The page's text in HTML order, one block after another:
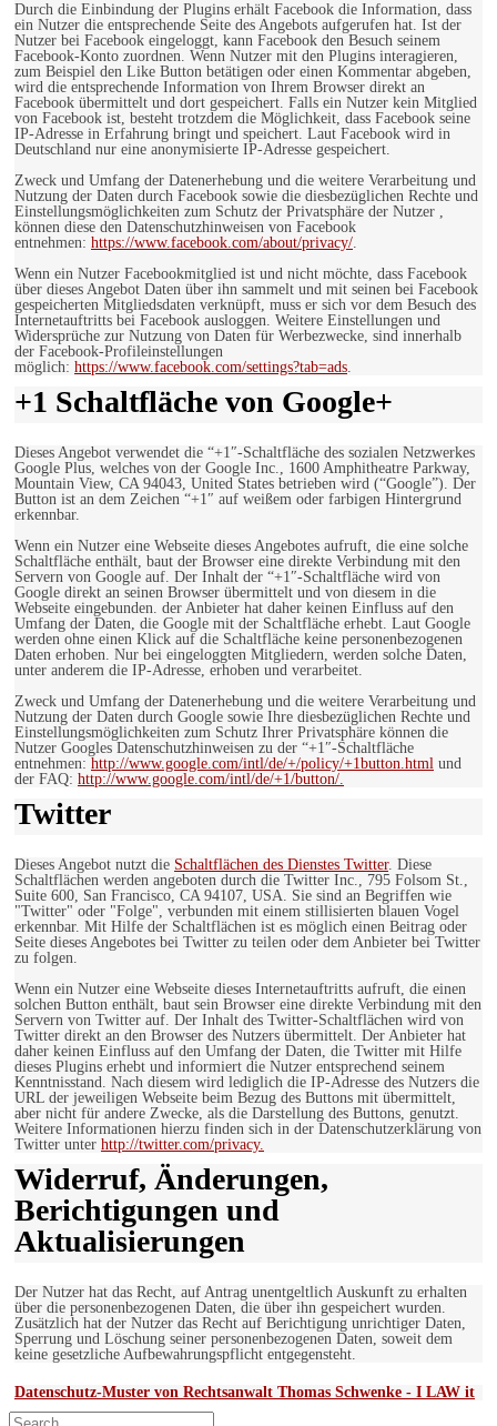
Durch die Einbindung der Plugins erhält Facebook die Information, dass
ein Nutzer die entsprechende Seite des Angebots aufgerufen hat. Ist der
Nutzer bei Facebook eingeloggt, kann Facebook den Besuch seinem
Facebook-Konto zuordnen. Wenn Nutzer mit den Plugins interagieren,
zum Beispiel den Like Button betätigen oder einen Kommentar abgeben,
wird die entsprechende Information von Ihrem Browser direkt an
Facebook übermittelt und dort gespeichert. Falls ein Nutzer kein Mitglied
von Facebook ist, besteht trotzdem die Möglichkeit, dass Facebook seine
IP-Adresse in Erfahrung bringt und speichert. Laut Facebook wird in
Deutschland nur eine anonymisierte IP-Adresse gespeichert.
Zweck und Umfang der Datenerhebung und die weitere Verarbeitung und
Nutzung der Daten durch Facebook sowie die diesbezüglichen Rechte und
Einstellungsmöglichkeiten zum Schutz der Privatsphäre der Nutzer ,
können diese den Datenschutzhinweisen von Facebook
entnehmen: https://www.facebook.com/about/privacy/.
Wenn ein Nutzer Facebookmitglied ist und nicht möchte, dass Facebook
über dieses Angebot Daten über ihn sammelt und mit seinen bei Facebook
gespeicherten Mitgliedsdaten verknüpft, muss er sich vor dem Besuch des
Internetauftritts bei Facebook ausloggen. Weitere Einstellungen und
Widersprüche zur Nutzung von Daten für Werbezwecke, sind innerhalb
der Facebook-Profileinstellungen
möglich: https://www.facebook.com/settings?tab=ads.
+1 Schaltfläche von Google+
Dieses Angebot verwendet die “+1″-Schaltfläche des sozialen Netzwerkes
Google Plus, welches von der Google Inc., 1600 Amphitheatre Parkway,
Mountain View, CA 94043, United States betrieben wird (“Google”). Der
Button ist an dem Zeichen “+1″ auf weißem oder farbigen Hintergrund
erkennbar.
Wenn ein Nutzer eine Webseite dieses Angebotes aufruft, die eine solche
Schaltfläche enthält, baut der Browser eine direkte Verbindung mit den
Servern von Google auf. Der Inhalt der “+1″-Schaltfläche wird von
Google direkt an seinen Browser übermittelt und von diesem in die
Webseite eingebunden. der Anbieter hat daher keinen Einfluss auf den
Umfang der Daten, die Google mit der Schaltfläche erhebt. Laut Google
werden ohne einen Klick auf die Schaltfläche keine personenbezogenen
Daten erhoben. Nur bei eingeloggten Mitgliedern, werden solche Daten,
unter anderem die IP-Adresse, erhoben und verarbeitet.
Zweck und Umfang der Datenerhebung und die weitere Verarbeitung und
Nutzung der Daten durch Google sowie Ihre diesbezüglichen Rechte und
Einstellungsmöglichkeiten zum Schutz Ihrer Privatsphäre können die
Nutzer Googles Datenschutzhinweisen zu der “+1″-Schaltfläche
entnehmen: http://www.google.com/intl/de/+/policy/+1button.html und
der FAQ: http://www.google.com/intl/de/+1/button/.
Twitter
Dieses Angebot nutzt die Schaltflächen des Dienstes Twitter. Diese
Schaltflächen werden angeboten durch die Twitter Inc., 795 Folsom St.,
Suite 600, San Francisco, CA 94107, USA. Sie sind an Begriffen wie
"Twitter" oder "Folge", verbunden mit einem stillisierten blauen Vogel
erkennbar. Mit Hilfe der Schaltflächen ist es möglich einen Beitrag oder
Seite dieses Angebotes bei Twitter zu teilen oder dem Anbieter bei Twitter
zu folgen.
Wenn ein Nutzer eine Webseite dieses Internetauftritts aufruft, die einen
solchen Button enthält, baut sein Browser eine direkte Verbindung mit den
Servern von Twitter auf. Der Inhalt des Twitter-Schaltflächen wird von
Twitter direkt an den Browser des Nutzers übermittelt. Der Anbieter hat
daher keinen Einfluss auf den Umfang der Daten, die Twitter mit Hilfe
dieses Plugins erhebt und informiert die Nutzer entsprechend seinem
Kenntnisstand. Nach diesem wird lediglich die IP-Adresse des Nutzers die
URL der jeweiligen Webseite beim Bezug des Buttons mit übermittelt,
aber nicht für andere Zwecke, als die Darstellung des Buttons, genutzt.
Weitere Informationen hierzu finden sich in der Datenschutzerklärung von
Twitter unter http://twitter.com/privacy.
Widerruf, Änderungen,
Berichtigungen und
Aktualisierungen
Der Nutzer hat das Recht, auf Antrag unentgeltlich Auskunft zu erhalten
über die personenbezogenen Daten, die über ihn gespeichert wurden.
Zusätzlich hat der Nutzer das Recht auf Berichtigung unrichtiger Daten,
Sperrung und Löschung seiner personenbezogenen Daten, soweit dem
keine gesetzliche Aufbewahrungspflicht entgegensteht.
Datenschutz-Muster von Rechtsanwalt Thomas Schwenke - I LAW it